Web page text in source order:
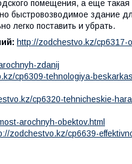
помещения, а еще такая
быстровозводимое здание
легко поставить и убрать.
http://zodchestvo.kz/cp6317-
zdanij
cp6309-tehnologiya-
cp6320-tehnicheskie-
arochnyh-obektov.html
zodchestvo.kz/cp6639-